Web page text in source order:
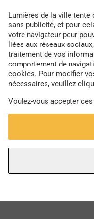
Lumières de la ville tente
sans publicité, et pour
votre navigateur pour
liées aux réseaux
traitement de vos
comportement de
cookies. Pour modifier
nécessaires, veuillez
Voulez-vous accepter